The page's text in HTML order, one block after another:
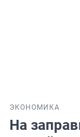
ЭКОНОМИКА
На